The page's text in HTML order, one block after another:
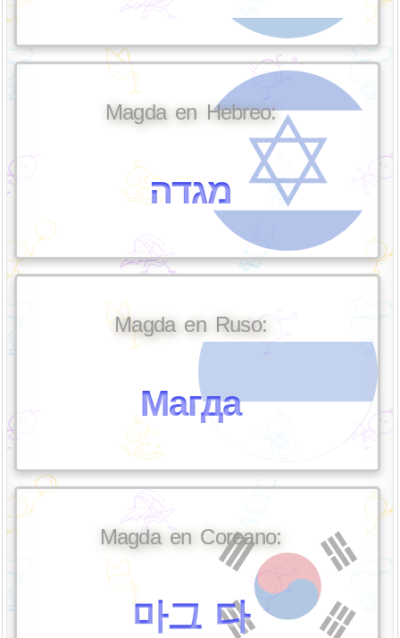
Magda en Hebreo:
מגדה
Magda en Ruso:
Магда
Magda en Coreano:
마그 다